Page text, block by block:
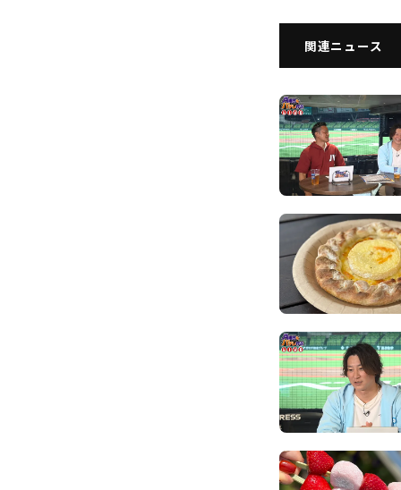
関連ニュース